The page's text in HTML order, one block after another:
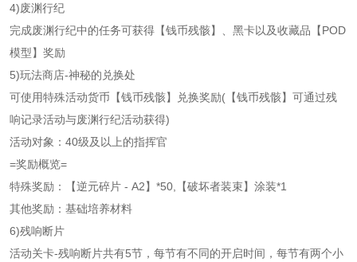
4)废渊行纪
完成废渊行纪中的任务可获得【钱币残骸】、黑卡以及收藏品【POD
模型】奖励
5)玩法商店-神秘的兑换处
可使用特殊活动货币【钱币残骸】兑换奖励(【钱币残骸】可通过残
响记录活动与废渊行纪活动获得)
活动对象：40级及以上的指挥官
=奖励概览=
特殊奖励：【逆元碎片 - A2】*50,【破坏者装束】涂装*1
其他奖励：基础培养材料
6)残响断片
活动关卡-残响断片共有5节，每节有不同的开启时间，每节有两个小